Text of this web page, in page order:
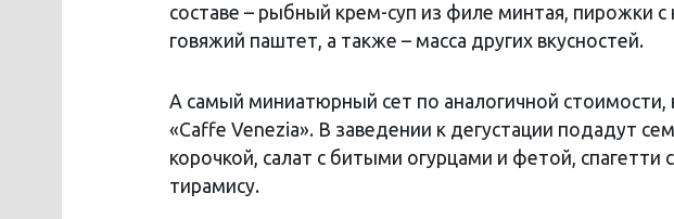
составе – рыбный крем-суп из филе минтая, пирожки
говяжий паштет, а также – масса других вкусностей.
А самый миниатюрный сет по аналогичной стоимости,
«Caffe Venezia». В заведении к дегустации подадут
корочкой, салат с битыми огурцами и фетой, спагетти
тирамису.